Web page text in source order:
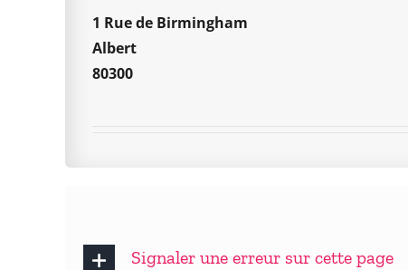
1 Rue de Birmingham
Albert
80300
Signaler une erreur sur cette page